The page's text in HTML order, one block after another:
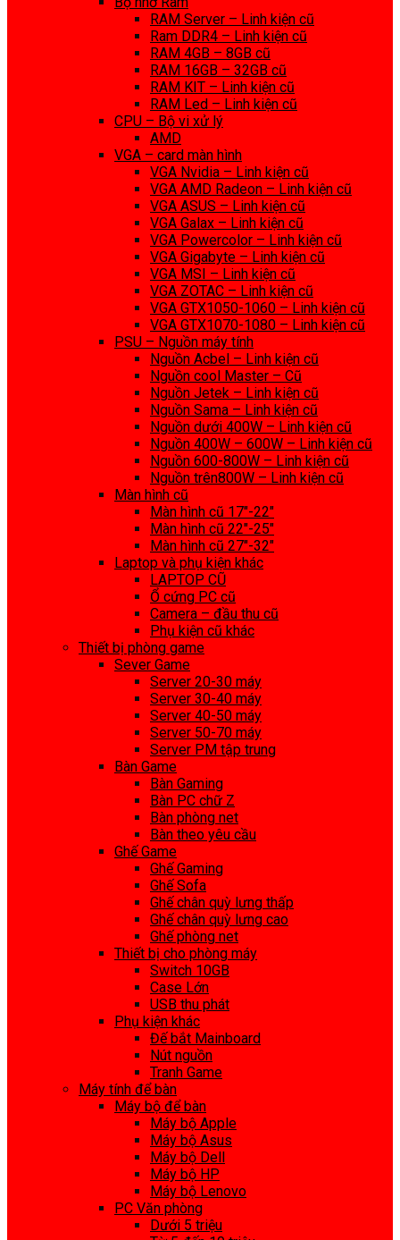
RAM Server – Linh kiện cũ
Ram DDR4 – Linh kiện cũ
RAM 4GB – 8GB cũ
RAM 16GB – 32GB cũ
RAM KIT – Linh kiện cũ
RAM Led – Linh kiện cũ
CPU – Bộ vi xử lý
AMD
VGA – card màn hình
VGA Nvidia – Linh kiện cũ
VGA AMD Radeon – Linh kiện cũ
VGA ASUS – Linh kiện cũ
VGA Galax – Linh kiện cũ
VGA Powercolor – Linh kiện cũ
VGA Gigabyte – Linh kiện cũ
VGA MSI – Linh kiện cũ
VGA ZOTAC – Linh kiện cũ
VGA GTX1050-1060 – Linh kiện cũ
VGA GTX1070-1080 – Linh kiện cũ
PSU – Nguồn máy tính
Nguồn Acbel – Linh kiện cũ
Nguồn cool Master – Cũ
Nguồn Jetek – Linh kiện cũ
Nguồn Sama – Linh kiện cũ
Nguồn dưới 400W – Linh kiện cũ
Nguồn 400W – 600W – Linh kiện cũ
Nguồn 600-800W – Linh kiện cũ
Nguồn trên800W – Linh kiện cũ
Màn hình cũ
Màn hình cũ 17″-22″
Màn hình cũ 22″-25″
Màn hình cũ 27″-32″
Laptop và phụ kiện khác
LAPTOP CŨ
Ổ cứng PC cũ
Camera – đầu thu cũ
Phụ kiện cũ khác
Thiết bị phòng game
Sever Game
Server 20-30 máy
Server 30-40 máy
Server 40-50 máy
Server 50-70 máy
Server PM tập trung
Bàn Game
Bàn Gaming
Bàn PC chữ Z
Bàn phòng net
Bàn theo yêu cầu
Ghế Game
Ghế Gaming
Ghế Sofa
Ghế chân quỳ lưng thấp
Ghế chân quỳ lưng cao
Ghế phòng net
Thiết bị cho phòng máy
Switch 10GB
Case Lớn
USB thu phát
Phụ kiện khác
Đế bắt Mainboard
Nút nguồn
Tranh Game
Máy tính để bàn
Máy bộ để bàn
Máy bộ Apple
Máy bộ Asus
Máy bộ Dell
Máy bộ HP
Máy bộ Lenovo
PC Văn phòng
Dưới 5 triệu